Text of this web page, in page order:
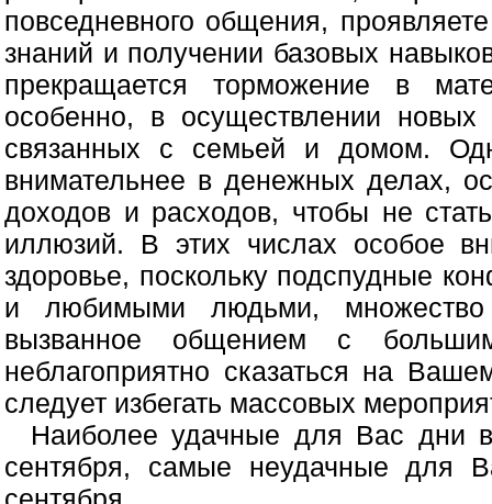
повседневного общения,
знаний и получении базовых
прекращается торможение в
особенно, в осуществлении новых
связанных с семьей и домом.
внимательнее в денежных делах,
доходов и расходов, чтобы не
иллюзий. В этих числах особое
здоровье, поскольку подспудные
и любимыми людьми,
вызванное общением с
неблагоприятно сказаться на
следует избегать массовых
Наиболее удачные для Вас
сентября, самые неудачные